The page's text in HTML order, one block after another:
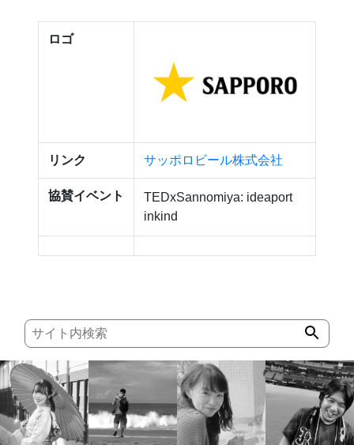
ロゴ
リンク サッポロビール株式会社
協賛イベント
TEDxSannomiya: ideaport
inkind